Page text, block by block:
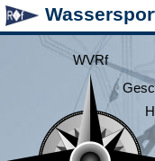
WVRf